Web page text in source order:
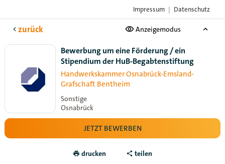
der Handwerksorganisationen
Impressum | Datenschutz
zurück Anzeigemodus
Bewerbung um eine Förderung / ein
Stipendium der HuB-Begabtenstiftung
Handwerkskammer Osnabrück-Emsland-
Grafschaft Bentheim
Sonstige
Osnabrück
JETZT BEWERBEN
drucken teilen